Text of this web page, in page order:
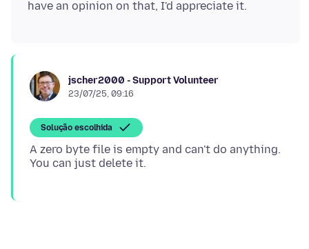
jscher2000 - Support Volunteer
23/07/25, 09:16
Solução escolhida
A zero byte file is empty and can't do anything.